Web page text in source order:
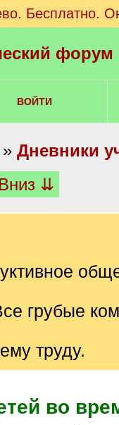
Бесплатно.
ВОЙТИ
» Дневники
Вниз ⇊
грубые
труду.
во